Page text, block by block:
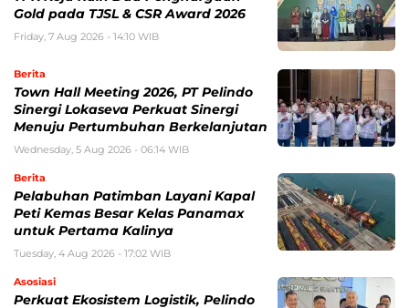
Gold pada TJSL & CSR Award 2026
Friday, 7 Aug 2026 - 14:10 WIB
Berita
Town Hall Meeting 2026, PT Pelindo
Sinergi Lokaseva Perkuat Sinergi
Menuju Pertumbuhan Berkelanjutan
Wednesday, 5 Aug 2026 - 06:14 WIB
Berita
Pelabuhan Patimban Layani Kapal
Peti Kemas Besar Kelas Panamax
untuk Pertama Kalinya
Tuesday, 4 Aug 2026 - 17:02 WIB
Asosiasi
Perkuat Ekosistem Logistik, Pelindo